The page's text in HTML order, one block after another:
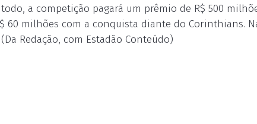
a competição pagará um prêmio de R$ 500
60 milhões com a conquista diante do Corinthians.
Redação, com Estadão Conteúdo)